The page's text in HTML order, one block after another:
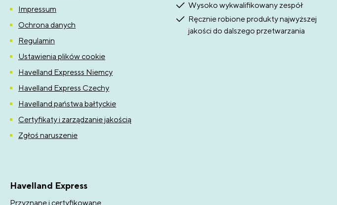
Impressum
Ochrona danych
Regulamin
Ustawienia plików cookie
Havelland Expresss Niemcy
Havelland Express Czechy
Havelland państwa bałtyckie
Certyfikaty i zarządzanie jakością
Zgłoś naruszenie
Wysoko wykwalifikowany zespół
Ręcznie robione produkty najwyższej
jakości do dalszego przetwarzania
Havelland Express
Przyznane i certyfikowane